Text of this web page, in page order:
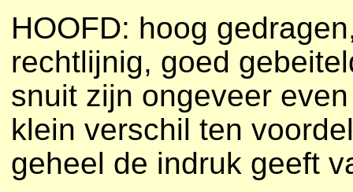
HOOFD: hoog
rechtlijnig, goed
snuit zijn ongeveer
klein verschil ten
geheel de indruk geeft